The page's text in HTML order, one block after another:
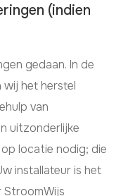
(indien
gedaan. In de
wij het herstel
van
uitzonderlijke
locatie nodig; die
installateur is het
StroomWijs